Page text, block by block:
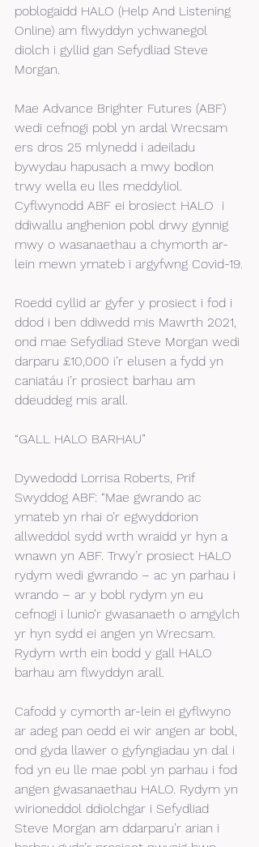
poblogaidd HALO (Help And Listening
Online) am flwyddyn ychwanegol
diolch i gyllid gan Sefydliad Steve
Morgan.
Mae Advance Brighter Futures (ABF)
wedi cefnogi pobl yn ardal Wrecsam
ers dros 25 mlynedd i adeiladu
bywydau hapusach a mwy bodlon
trwy wella eu lles meddyliol.
Cyflwynodd ABF ei brosiect HALO  i
ddiwallu anghenion pobl drwy gynnig
mwy o wasanaethau a chymorth ar-
lein mewn ymateb i argyfwng Covid-19.
Roedd cyllid ar gyfer y prosiect i fod i
ddod i ben ddiwedd mis Mawrth 2021,
ond mae Sefydliad Steve Morgan wedi
darparu £10,000 i’r elusen a fydd yn
caniatáu i’r prosiect barhau am
ddeuddeg mis arall.
“GALL HALO BARHAU”
Dywedodd Lorrisa Roberts, Prif
Swyddog ABF: “Mae gwrando ac
ymateb yn rhai o’r egwyddorion
allweddol sydd wrth wraidd yr hyn a
wnawn yn ABF. Trwy’r prosiect HALO
rydym wedi gwrando – ac yn parhau i
wrando – ar y bobl rydym yn eu
cefnogi i lunio’r gwasanaeth o amgylch
yr hyn sydd ei angen yn Wrecsam.
Rydym wrth ein bodd y gall HALO
barhau am flwyddyn arall.
Cafodd y cymorth ar-lein ei gyflwyno
ar adeg pan oedd ei wir angen ar bobl,
ond gyda llawer o gyfyngiadau yn dal i
fod yn eu lle mae pobl yn parhau i fod
angen gwasanaethau HALO. Rydym yn
wirioneddol ddiolchgar i Sefydliad
Steve Morgan am ddarparu’r arian i